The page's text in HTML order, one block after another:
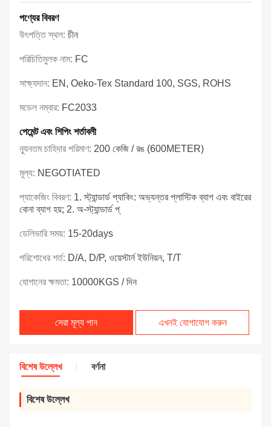
পণ্যের বিবরণ
উৎপত্তি স্থল: চীন
পরিচিতিমুলক নাম: FC
সাক্ষ্যদান: EN, Oeko-Tex Standard 100, SGS, ROHS
মডেল নম্বার: FC2033
পেমেন্ট এবং শিপিং শর্তাবলী
ন্যূনতম চাহিদার পরিমাণ: 200 কেজি / রঙ (600METER)
মূল্য: NEGOTIATED
প্যাকেজিং বিবরণ: 1. স্ট্যান্ডার্ড প্যাকিং: অভ্যন্তর প্লাস্টিক ব্যাগ এবং বাইরের
বোনা ব্যাগ হয়; 2. অ-স্ট্যান্ডার্ড প্
ডেলিভারি সময়: 15-20days
পরিশোধের শর্ত: D/A, D/P, ওয়েস্টার্ন ইউনিয়ন, T/T
যোগানের ক্ষমতা: 10000KGS / দিন
সেরা মূল্য পান এখনই যোগাযোগ করুন
বিশেষ উল্লেখ বর্ণনা
বিশেষ উল্লেখ